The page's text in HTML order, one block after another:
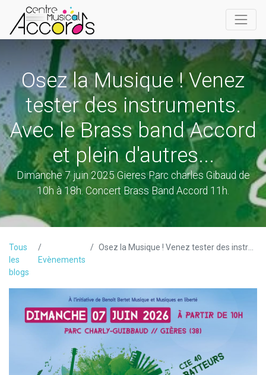
Osez la Musique ! Venez
tester des instruments.
Avec le Brass band Accord
et plein d'autres...
Dimanche 7 juin 2025 Gieres Parc charles Gibaud de
10h à 18h. Concert Brass Band Accord 11h.
Tous
les
blogs
Evènements
Osez la Musique ! Venez tester des instruments. Avec le Brass band Accord et plein d'autres...